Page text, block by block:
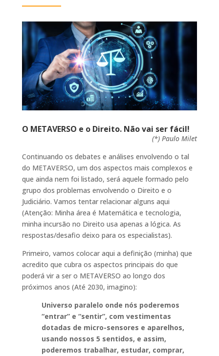
O METAVERSO e o Direito. Não vai ser fácil!
(*) Paulo Milet
Continuando os debates e análises envolvendo o tal
do METAVERSO, um dos aspectos mais complexos e
que ainda nem foi listado, será aquele formado pelo
grupo dos problemas envolvendo o Direito e o
Judiciário. Vamos tentar relacionar alguns aqui
(Atenção: Minha área é Matemática e tecnologia,
minha incursão no Direito usa apenas a lógica. As
respostas/desafio deixo para os especialistas).
Primeiro, vamos colocar aqui a definição (minha) que
acredito que cubra os aspectos principais do que
poderá vir a ser o METAVERSO ao longo dos
próximos anos (Até 2030, imagino):
Universo paralelo onde nós poderemos
“entrar” e “sentir”, com vestimentas
dotadas de micro-sensores e aparelhos,
usando nossos 5 sentidos, e assim,
poderemos trabalhar, estudar, comprar,